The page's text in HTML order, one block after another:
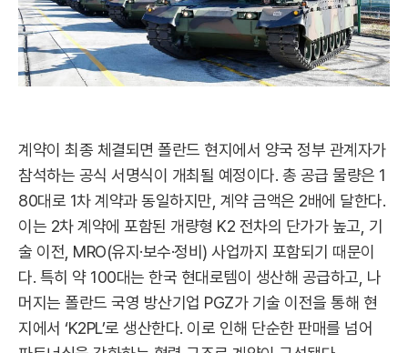
계약이 최종 체결되면 폴란드 현지에서 양국 정부 관계자가
참석하는 공식 서명식이 개최될 예정이다. 총 공급 물량은 1
80대로 1차 계약과 동일하지만, 계약 금액은 2배에 달한다.
이는 2차 계약에 포함된 개량형 K2 전차의 단가가 높고, 기
술 이전, MRO(유지·보수·정비) 사업까지 포함되기 때문이
다. 특히 약 100대는 한국 현대로템이 생산해 공급하고, 나
머지는 폴란드 국영 방산기업 PGZ가 기술 이전을 통해 현
지에서 ‘K2PL’로 생산한다. 이로 인해 단순한 판매를 넘어